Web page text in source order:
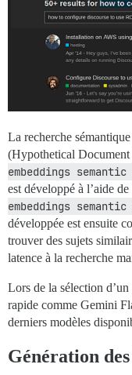
La recherche
(Hypothetical
embeddings
est développé à l’aide
embeddings
développée est ensuite
trouver des sujets
latence à la recherche
Lors de la sélection
rapide comme Gemini
derniers modèles
Génération